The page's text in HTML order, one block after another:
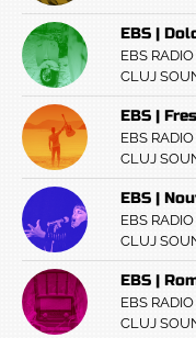
EBS |
EBS RADIO
CLUJ
EBS |
EBS RADIO
CLUJ
EBS |
EBS RADIO
CLUJ
EBS |
EBS RADIO
CLUJ